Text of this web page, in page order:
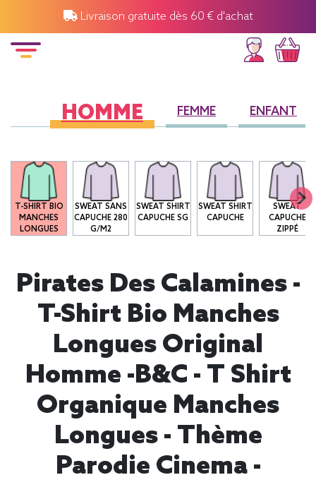
Livraison gratuite dès 60 € d'achat
HOMME FEMME ENFANT
T-SHIRT BIO
MANCHES
LONGUES
SWEAT SANS
CAPUCHE 280
G/M2
SWEAT SHIRT
CAPUCHE SG
SWEAT SHIRT
CAPUCHE
SWEAT
CAPUCHE
ZIPPÉ
Pirates Des Calamines -
T-Shirt Bio Manches
Longues Original
Homme -B&C - T Shirt
Organique Manches
Longues - Thème
Parodie Cinema -